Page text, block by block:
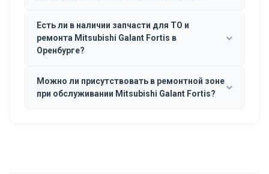
Есть ли в наличии запчасти для ТО и
ремонта Mitsubishi Galant Fortis в
Оренбурге?
Можно ли присутствовать в ремонтной зоне
при обслуживании Mitsubishi Galant Fortis?